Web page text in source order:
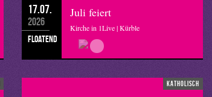
17.07.
2026
floatend
Juli feiert
Kirche in 1Live | Kürble
katholisch